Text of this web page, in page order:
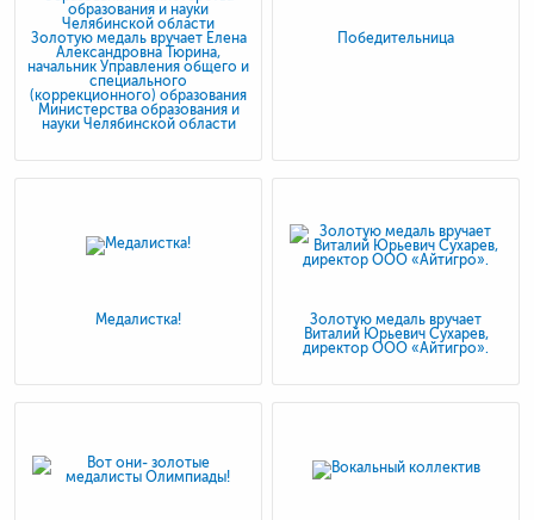
Золотую медаль вручает Елена
Александровна Тюрина,
начальник Управления общего и
специального
(коррекционного) образования
Министерства образования и
науки Челябинской области
Победительница
Медалистка!
Золотую медаль вручает
Виталий Юрьевич Сухарев,
директор ООО «Айтигро».